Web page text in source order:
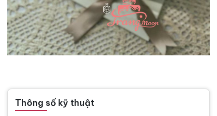
Thông số kỹ thuật